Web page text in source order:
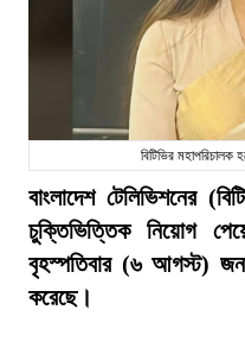
বিটিভির
বাংলাদেশ টেলিভিশনের
চুক্তিভিত্তিক নিয়োগ
বৃহস্পতিবার (৬ আগস্ট)
করেছে।